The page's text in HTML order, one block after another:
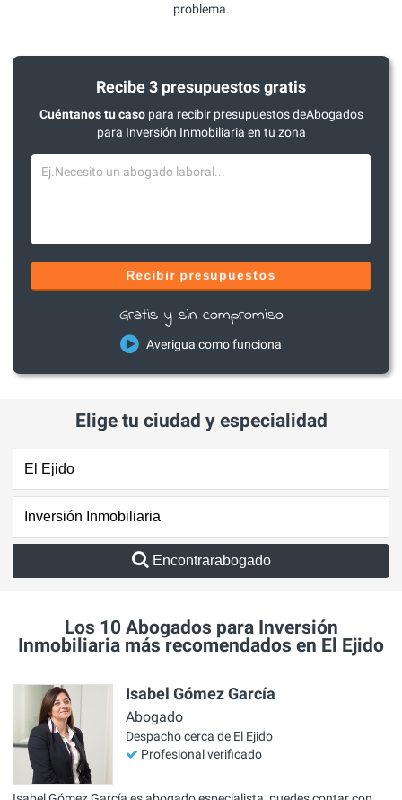
problema.
Recibe 3 presupuestos gratis
Cuéntanos tu casopara recibir presupuestos deAbogados
para Inversión Inmobiliaria en tu zona
Recibir presupuestos
Gratis y sin compromiso
Averigua como funciona
Elige tu ciudad y especialidad
Encontrarabogado
Los 10 Abogados para Inversión
Inmobiliaria más recomendados en El Ejido
Isabel Gómez García
Abogado
Despacho cerca de El Ejido
Profesional verificado